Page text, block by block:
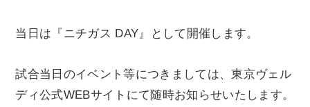
当日は『ニチガス DAY』として開催します。
試合当日のイベント等につきましては、東京ヴェル
ディ公式WEBサイトにて随時お知らせいたします。